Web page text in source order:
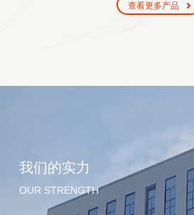
查看更多产品
我们的实力
OUR STRENGTH